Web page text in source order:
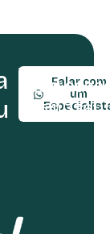
Falar com
um
TELEFONE:
(54)
(54) 3361-